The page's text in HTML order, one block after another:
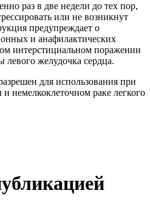
раз в две недели до тех пор,
или не возникнут
предупреждает о
и анафилактических
интерстициальном поражении
левого желудочка сердца.
для использования при
немелкоклеточном раке легкого